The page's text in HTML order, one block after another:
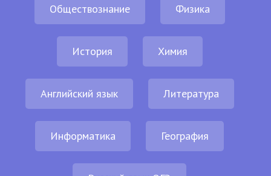
Обществознание Физика
История Химия
Английский язык Литература
Информатика География